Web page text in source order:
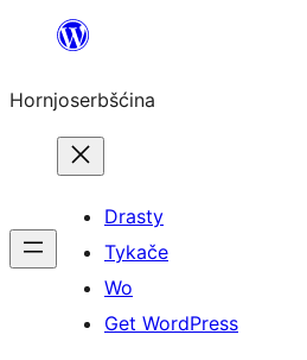
wobsahej
Hornjoserbšćina
Drasty
Tykače
Wo
Get WordPress